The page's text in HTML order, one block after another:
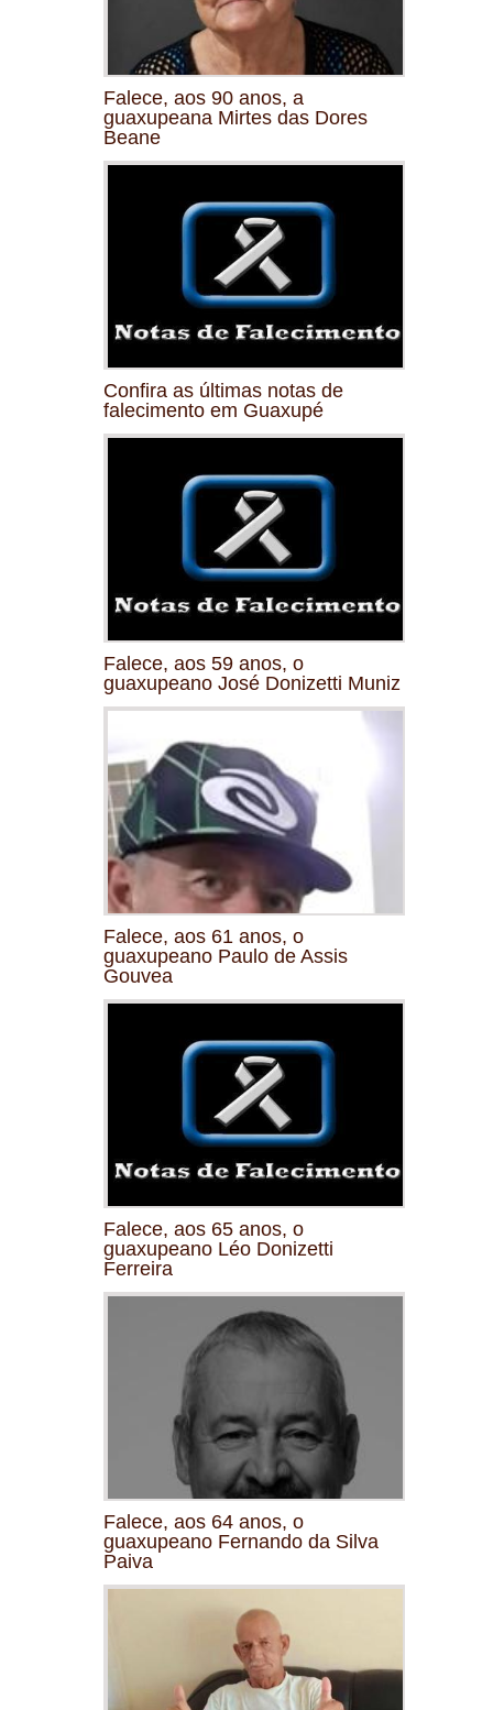
Falece, aos 90 anos, a
guaxupeana Mirtes das Dores
Beane
Confira as últimas notas de
falecimento em Guaxupé
Falece, aos 59 anos, o
guaxupeano José Donizetti Muniz
Falece, aos 61 anos, o
guaxupeano Paulo de Assis
Gouvea
Falece, aos 65 anos, o
guaxupeano Léo Donizetti
Ferreira
Falece, aos 64 anos, o
guaxupeano Fernando da Silva
Paiva